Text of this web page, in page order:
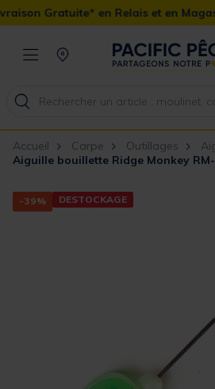
Gratuite* en Relais et en Magasin
Accueil Carpe Outillages
Aiguille bouillette Ridge Monkey RM-
-39% DESTOCKAGE